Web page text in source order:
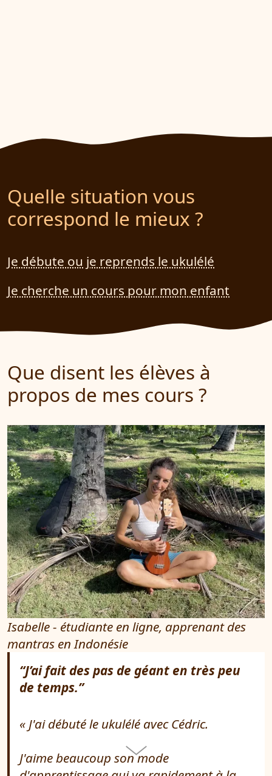
Quelle situation vous
correspond le mieux ?
Je débute ou je reprends le ukulélé
Je cherche un cours pour mon enfant
Que disent les élèves à
propos de mes cours ?
Isabelle - étudiante en ligne, apprenant des
mantras en Indonésie
“J’ai fait des pas de géant en très peu
de temps.”
J'ai débuté le ukulélé avec Cédric.
J'aime beaucoup son mode